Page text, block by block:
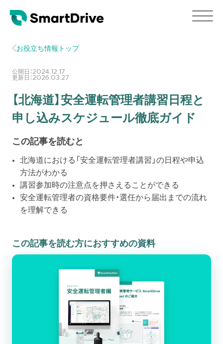
お役立ち情報トップ
公開日：2024.12.17
更新日：2026.03.27
【北海道】安全運転管理者講習日程と
申し込みスケジュール徹底ガイド
この記事を読むと
北海道における「安全運転管理者講習」の日程や申込
方法がわかる
講習参加時の注意点を押さえることができる
安全運転管理者の資格要件・選任から届出までの流れ
を理解できる
この記事を読む方におすすめの資料